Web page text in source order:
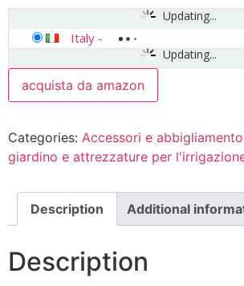
Updating...
Updating...
Italy -
acquista da amazon
Categories: Accessori e abbigliamento
giardino e attrezzature per
Description Additional
Description